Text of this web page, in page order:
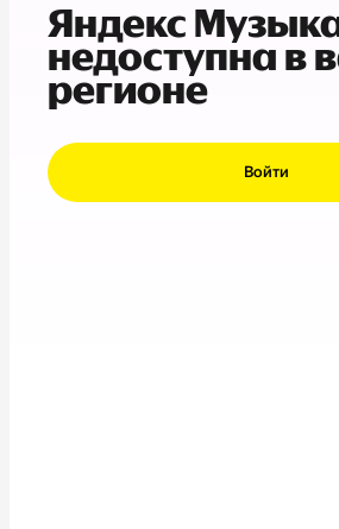
Яндекс
недоступна в
регионе
Войти